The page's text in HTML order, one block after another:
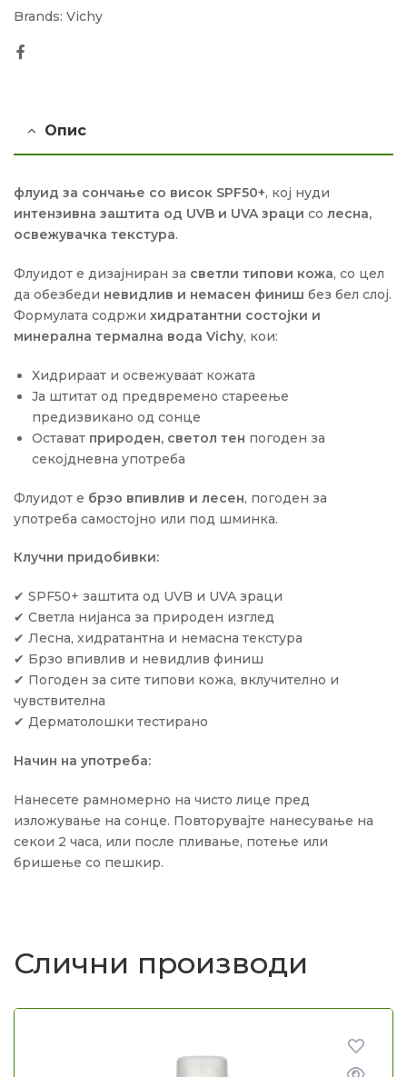
Brands: Vichy
Опис
флуид за сончање со висок SPF50+, кој нуди
интензивна заштита од UVB и UVA зраци со лесна,
освежувачка текстура.
Флуидот е дизајниран за светли типови кожа, со цел
да обезбеди невидлив и немасен финиш без бел слој.
Формулата содржи хидратантни состојки и
минерална термална вода Vichy, кои:
Хидрираат и освежуваат кожата
Ја штитат од предвремено стареење
предизвикано од сонце
Остават природен, светол тен погоден за
секојдневна употреба
Флуидот е брзо впивлив и лесен, погоден за
употреба самостојно или под шминка.
Клучни придобивки:
✔ SPF50+ заштита од UVB и UVA зраци
✔ Светла нијанса за природен изглед
✔ Лесна, хидратантна и немасна текстура
✔ Брзо впивлив и невидлив финиш
✔ Погоден за сите типови кожа, вклучително и
чувствителна
✔ Дерматолошки тестирано
Начин на употреба:
Нанесете рамномерно на чисто лице пред
изложување на сонце. Повторувајте нанесување на
секои 2 часа, или после пливање, потење или
бришење со пешкир.
Слични производи